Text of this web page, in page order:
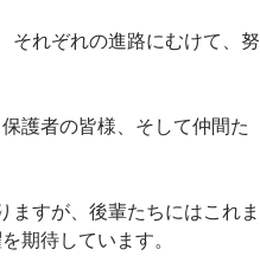
それぞれの進路にむけて、努
護者の皆様、そして仲間た
ますが、後輩たちにはこれま
期待しています。